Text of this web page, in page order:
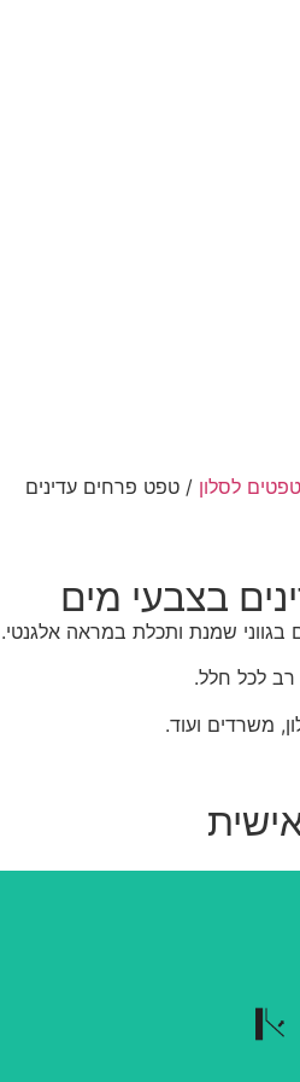
לסלון/ טפט פרחים עדינים
בצבעי מים
שמנת ותכלת במראה אלגנטי.
לכל חלל.
משרדים ועוד.
בקלות